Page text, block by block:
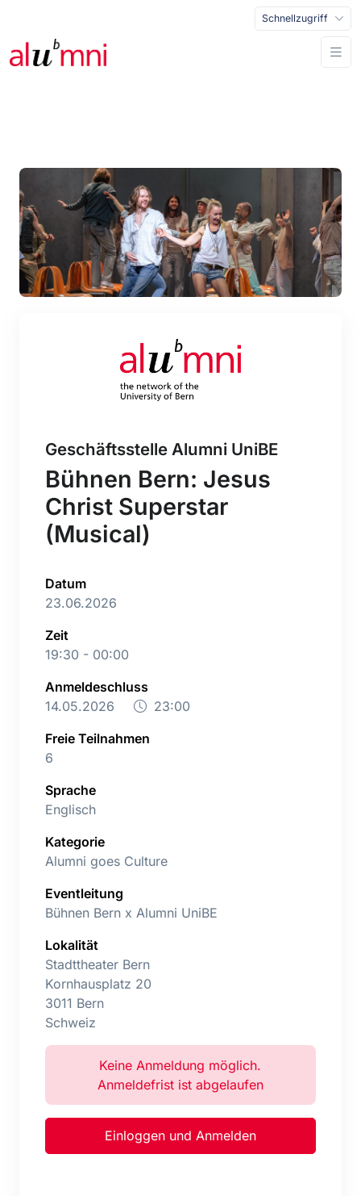
Schnellzugriff
Geschäftsstelle Alumni UniBE
Bühnen Bern: Jesus
Christ Superstar
(Musical)
Datum
23.06.2026
Zeit
19:30 - 00:00
Anmeldeschluss
14.05.2026
23:00
Freie Teilnahmen
6
Sprache
Englisch
Kategorie
Alumni goes Culture
Eventleitung
Bühnen Bern x Alumni UniBE
Lokalität
Stadttheater Bern
Kornhausplatz 20
3011 Bern
Schweiz
Keine Anmeldung möglich.
Anmeldefrist ist abgelaufen
Einloggen und Anmelden